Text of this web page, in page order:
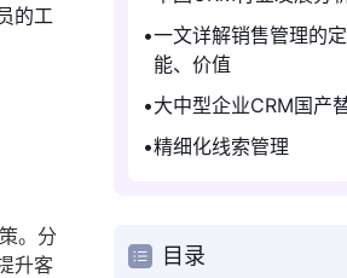
的工
。分
升客
一文详解销售管理的
能、价值
大中型企业CRM国产
精细化线索管理
目录